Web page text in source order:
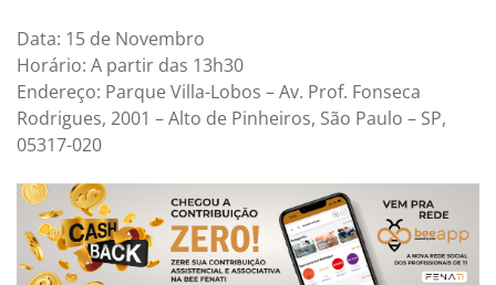
Data: 15 de Novembro
Horário: A partir das 13h30
Endereço: Parque Villa-Lobos – Av. Prof. Fonseca
Rodrigues, 2001 – Alto de Pinheiros, São Paulo – SP,
05317-020